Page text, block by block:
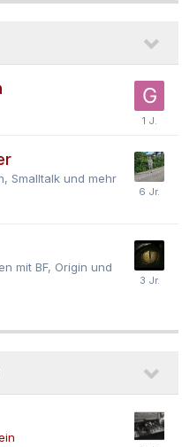
Smalltalk und mehr
mit BF, Origin und